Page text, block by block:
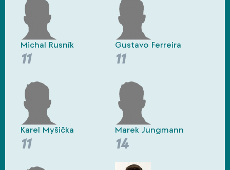
Michal Rusník
11
Gustavo Ferreira
11
Karel Myšička
11
Marek Jungmann
14